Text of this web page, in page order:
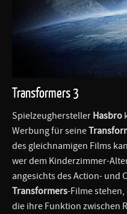
Transformers 3
Spielzeughersteller Hasbro
Werbung für seine
des gleichnamigen Films
wer dem Kinderzimmer-
angesichts des Action- und
Transformers-Filme
die ihre Funktion zwischen